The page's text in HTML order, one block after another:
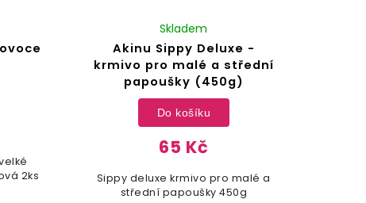
2ks
Akinu Sippy Deluxe -
krmivo pro malé a střední
papoušky (450g)
Skladem
65 Kč
Do košíku
Sippy deluxe krmivo pro malé a
střední papoušky 450g